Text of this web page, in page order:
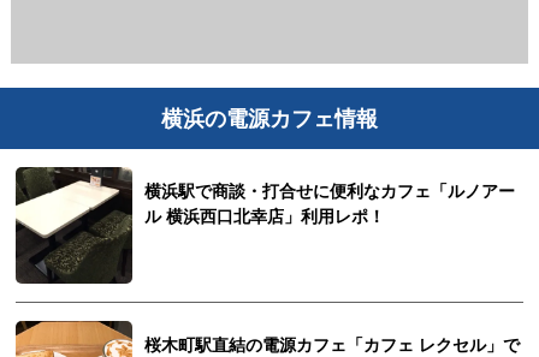
横浜の電源カフェ情報
横浜駅で商談・打合せに便利なカフェ「ルノアー
ル 横浜西口北幸店」利用レポ！
桜木町駅直結の電源カフェ「カフェ レクセル」で